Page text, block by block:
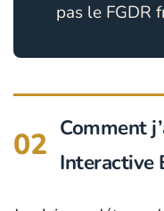
pas le FGDR
02 Comment
Interactive